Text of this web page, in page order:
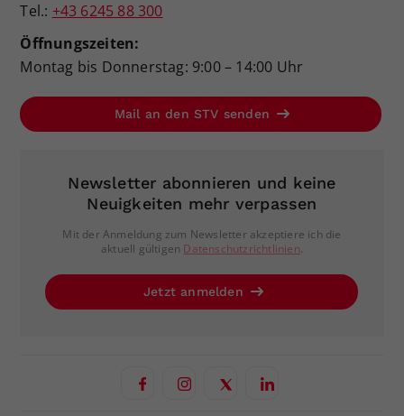
Tel.: +43 6245 88 300
Öffnungszeiten:
Montag bis Donnerstag: 9:00 – 14:00 Uhr
Mail an den STV senden
Newsletter abonnieren und keine
Neuigkeiten mehr verpassen
Mit der Anmeldung zum Newsletter akzeptiere ich die
aktuell gültigen Datenschutzrichtlinien.
Jetzt anmelden